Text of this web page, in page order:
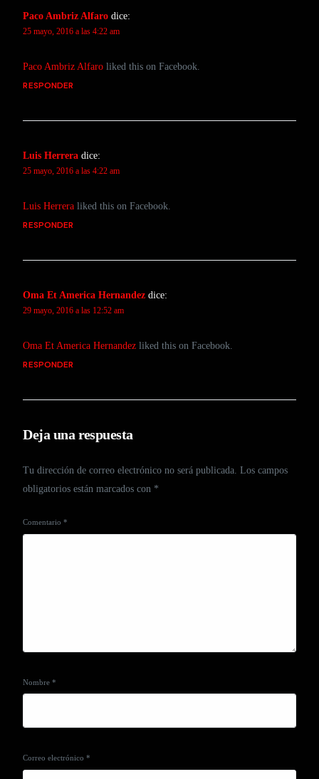
Paco Ambriz Alfaro dice:
25 mayo, 2016 a las 4:22 am
Paco Ambriz Alfaro liked this on Facebook.
RESPONDER
Luis Herrera dice:
25 mayo, 2016 a las 4:22 am
Luis Herrera liked this on Facebook.
RESPONDER
Oma Et America Hernandez dice:
29 mayo, 2016 a las 12:52 am
Oma Et America Hernandez liked this on Facebook.
RESPONDER
Deja una respuesta
Tu dirección de correo electrónico no será publicada. Los campos
obligatorios están marcados con *
Comentario*
Nombre*
Correo electrónico*